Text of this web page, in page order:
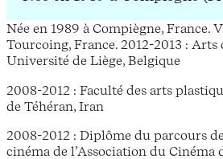
Née en 1989 à Compiègne, France.
Tourcoing, France. 2012-2013 : Arts
Université de Liège, Belgique
2008-2012 : Faculté des arts
de Téhéran, Iran
2008-2012 : Diplôme du parcours
cinéma de l’Association du Cinéma